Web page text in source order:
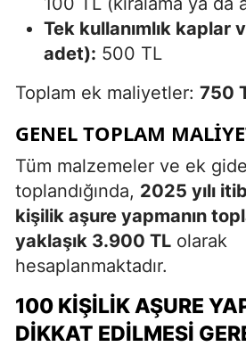
Tek kullanımlık kaplar
adet): 500 TL
Toplam ek maliyetler: 750
GENEL TOPLAM
Tüm malzemeler ve ek
toplandığında, 2025 yılı
kişilik aşure yapmanın
yaklaşık 3.900 TL olarak
hesaplanmaktadır.
100 KIŞILIK AŞURE
DIKKAT EDILMESI